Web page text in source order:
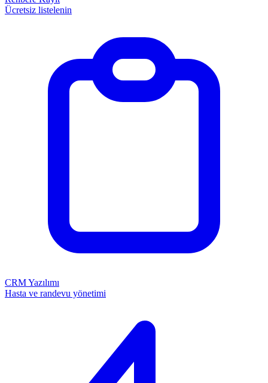
Ücretsiz listelenin
CRM Yazılımı
Hasta ve randevu yönetimi